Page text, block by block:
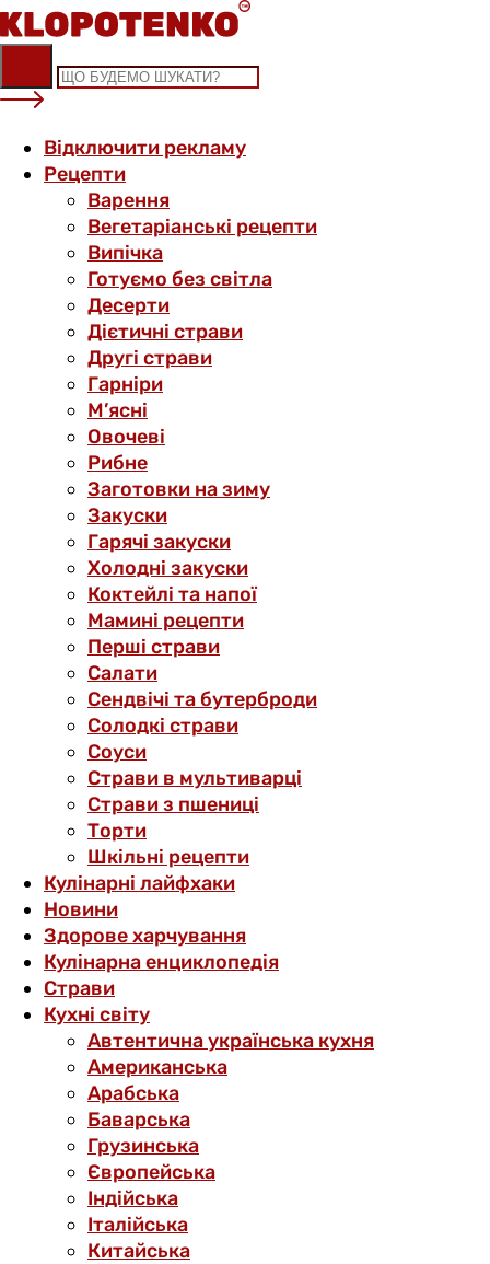
Skip
to
content
Відключити рекламу
Рецепти
Варення
Вегетаріанські рецепти
Випічка
Готуємо без світла
Десерти
Дієтичні страви
Другі страви
Гарніри
М’ясні
Овочеві
Рибне
Заготовки на зиму
Закуски
Гарячі закуски
Холодні закуски
Коктейлі та напої
Мамині рецепти
Перші страви
Салати
Сендвічі та бутерброди
Солодкі страви
Соуси
Страви в мультиварці
Страви з пшениці
Торти
Шкільні рецепти
Кулінарні лайфхаки
Новини
Здорове харчування
Кулінарна енциклопедія
Страви
Кухні світу
Автентична українська кухня
Американська
Арабська
Баварська
Грузинська
Європейська
Індійська
Італійська
Китайська